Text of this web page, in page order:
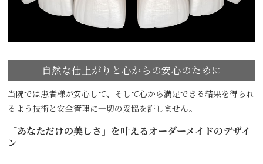
自然な仕上がりと心からの安心のために
当院では患者様が安心して、そして心から満足できる結果を得られ
るよう技術と安全管理に一切の妥協を許しません。
「あなただけの美しさ」を叶えるオーダーメイドのデザイ
ン